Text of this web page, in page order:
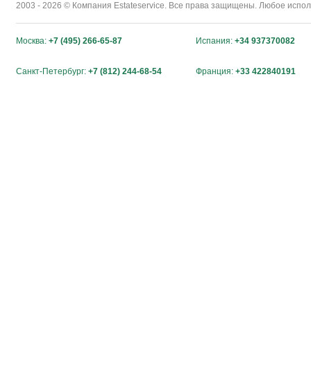
2003 - 2026 © Компания Estateservice. Все права защищены. Любое
Москва: +7 (495) 266-65-87 Испания: +34 937370082
Санкт-Петербург: +7 (812) 244-68-54 Франция: +33 422840191